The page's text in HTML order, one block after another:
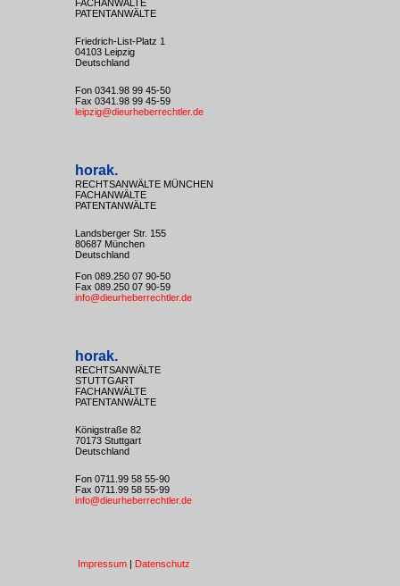
FACHANWÄLTE
PATENTANWÄLTE
Friedrich-List-Platz 1
04103 Leipzig
Deutschland
Fon 0341.98 99 45-50
Fax 0341.98 99 45-59
leipzig@dieurheberrechtler.de
horak.
RECHTSANWÄLTE MÜNCHEN
FACHANWÄLTE
PATENTANWÄLTE
Landsberger Str. 155
80687 München
Deutschland
Fon 089.250 07 90-50
Fax 089.250 07 90-59
info@dieurheberrechtler.de
horak.
RECHTSANWÄLTE
STUTTGART
FACHANWÄLTE
PATENTANWÄLTE
Königstraße 82
70173 Stuttgart
Deutschland
Fon 0711.99 58 55-90
Fax 0711.99 58 55-99
info@dieurheberrechtler.de
Impressum | Datenschutz